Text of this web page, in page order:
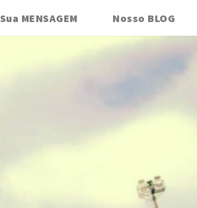
Sua MENSAGEM Nosso BLOG